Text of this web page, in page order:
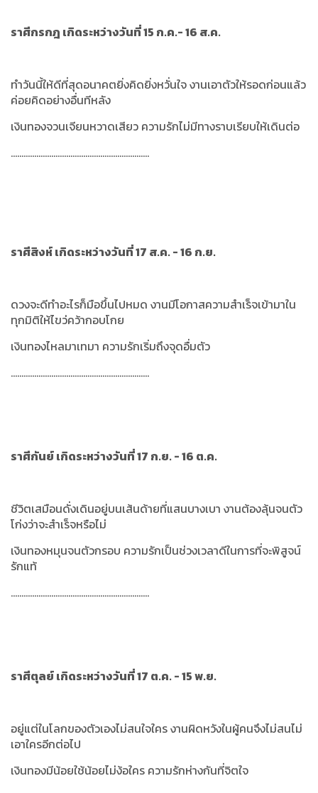
ราศีกรกฎ เกิดระหว่างวันที่ 15 ก.ค.- 16 ส.ค.
ทำวันนี้ให้ดีที่สุดอนาคตยิ่งคิดยิ่งหวั่นใจ งานเอาตัวให้รอดก่อนแล้ว
ค่อยคิดอย่างอื่นทีหลัง
เงินทองจวนเจียนหวาดเสียว ความรักไม่มีทางราบเรียบให้เดินต่อ
.................................................................
ราศีสิงห์ เกิดระหว่างวันที่ 17 ส.ค. - 16 ก.ย.
ดวงจะดีทำอะไรก็มือขึ้นไปหมด งานมีโอกาสความสำเร็จเข้ามาใน
ทุกมิติให้ไขว่คว้ากอบโกย
เงินทองไหลมาเทมา ความรักเริ่มถึงจุดอื่มตัว
.................................................................
ราศีกันย์ เกิดระหว่างวันที่ 17 ก.ย. - 16 ต.ค.
ชีวิตเสมือนดั่งเดินอยู่บนเส้นด้ายที่แสนบางเบา งานต้องลุ้นจนตัว
โก่งว่าจะสำเร็จหรือไม่
เงินทองหมุนจนตัวกรอบ ความรักเป็นช่วงเวลาดีในการที่จะพิสูจน์
รักแท้
.................................................................
ราศีตุลย์ เกิดระหว่างวันที่ 17 ต.ค. - 15 พ.ย.
อยู่แต่ในโลกของตัวเองไม่สนใจใคร งานผิดหวังในผู้คนจึงไม่สนไม่
เอาใครอีกต่อไป
เงินทองมีน้อยใช้น้อยไม่ง้อใคร ความรักห่างกันที่จิตใจ